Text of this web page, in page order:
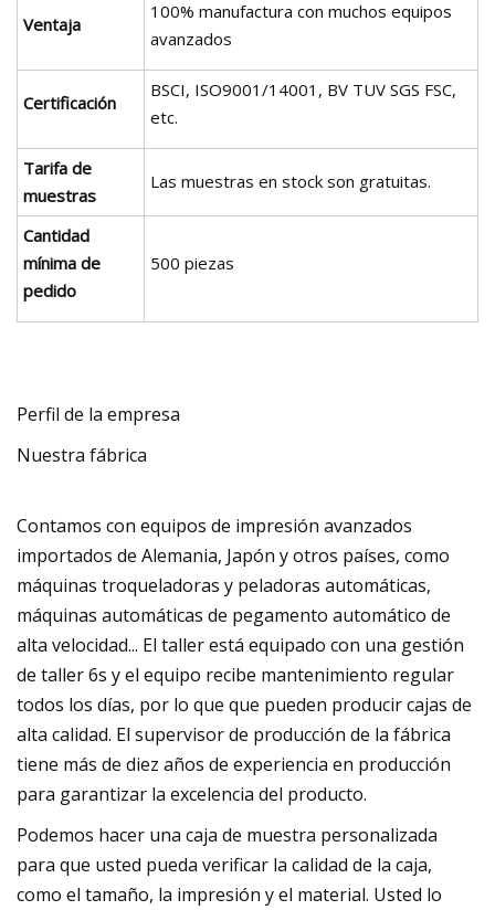
Ventaja
100% manufactura con muchos equipos
avanzados
Certificación
BSCI, ISO9001/14001, BV TUV SGS FSC,
etc.
Tarifa de
muestras
Las muestras en stock son gratuitas.
Cantidad
mínima de
pedido
500 piezas
Perfil de la empresa
Nuestra fábrica
Contamos con equipos de impresión avanzados
importados de Alemania, Japón y otros países, como
máquinas troqueladoras y peladoras automáticas,
máquinas automáticas de pegamento automático de
alta velocidad... El taller está equipado con una gestión
de taller 6s y el equipo recibe mantenimiento regular
todos los días, por lo que que pueden producir cajas de
alta calidad. El supervisor de producción de la fábrica
tiene más de diez años de experiencia en producción
para garantizar la excelencia del producto.
Podemos hacer una caja de muestra personalizada
para que usted pueda verificar la calidad de la caja,
como el tamaño, la impresión y el material. Usted lo